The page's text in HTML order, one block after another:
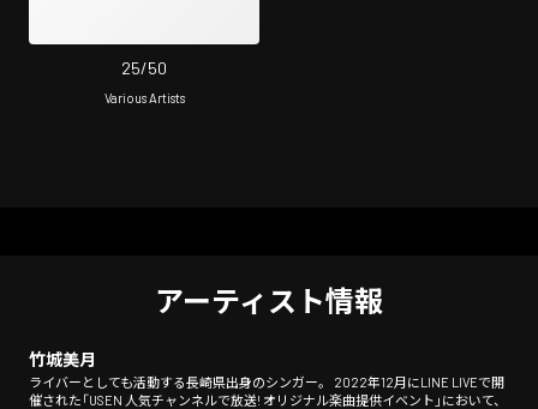
25/50
Various Artists
アーティスト情報
竹城美月
ライバーとしても活動する長崎県出身のシンガー。 2022年12月にLINE LIVEで開
催された「USEN 人気チャンネルで放送! オリジナル楽曲提供イベント」において、